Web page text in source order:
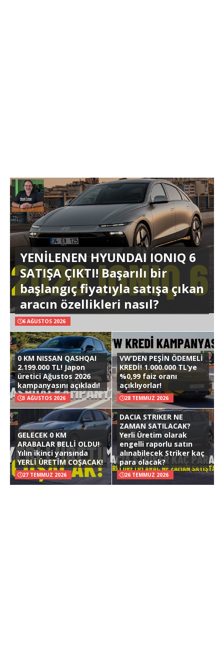
YENİLENEN HYUNDAI IONIQ 6
SATIŞA ÇIKTI! Başarılı bir
başlangıç fiyatıyla satışa çıkan
aracın özellikleri nasıl?
6 AĞUSTOS 2026
0 KM NISSAN QASHQAI
2.199.000 TL! Japon
üretici Ağustos 2026
kampanyasını açıkladı!
3 AĞUSTOS 2026
VW’DEN PEŞİN ÖDEMELİ
KREDİ! 1.000.000 TL’ye
%0,99 faiz oranı
açıklıyorlar!
28 TEMMUZ 2026
GELECEK 0 KM
ARABALAR BELLİ OLDU!
Yılın ikinci yarısında
YERLİ ÜRETİM COŞACAK!
27 TEMMUZ 2026
DACIA STRIKER NE
ZAMAN SATILACAK?
Yerli Üretim olarak
engelli raporlu satın
alınabilecek Striker kaç
para olacak?
26 TEMMUZ 2026